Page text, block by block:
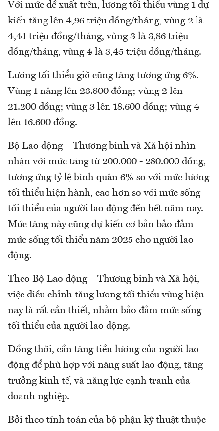
Với mức đề xuất trên, lương tối thiểu vùng 1 dự
kiến tăng lên 4,96 triệu đồng/tháng, vùng 2 là
4,41 triệu đồng/tháng, vùng 3 là 3,86 triệu
đồng/tháng, vùng 4 là 3,45 triệu đồng/tháng.
Lương tối thiểu giờ cũng tăng tương ứng 6%.
Vùng 1 nâng lên 23.800 đồng; vùng 2 lên
21.200 đồng; vùng 3 lên 18.600 đồng; vùng 4
lên 16.600 đồng.
Bộ Lao động – Thương binh và Xã hội nhìn
nhận với mức tăng từ 200.000 - 280.000 đồng,
tương ứng tỷ lệ bình quân 6% so với mức lương
tối thiểu hiện hành, cao hơn so với mức sống
tối thiểu của người lao động đến hết năm nay.
Mức tăng này cũng dự kiến cơ bản bảo đảm
mức sống tối thiểu năm 2025 cho người lao
động.
Theo Bộ Lao động – Thương binh và Xã hội,
việc điều chỉnh tăng lương tối thiểu vùng hiện
nay là rất cần thiết, nhằm bảo đảm mức sống
tối thiểu của người lao động.
Đồng thời, cần tăng tiền lương của người lao
động để phù hợp với năng suất lao động, tăng
trưởng kinh tế, và năng lực cạnh tranh của
doanh nghiệp.
Bởi theo tính toán của bộ phận kỹ thuật thuộc